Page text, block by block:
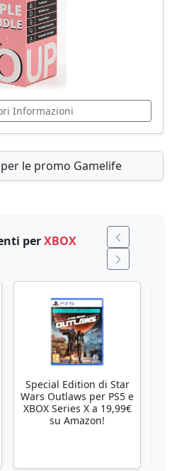
Informazioni
le promo Gamelife
perXBOX
Special Edition di Star
Wars Outlaws per PS5 e
XBOX Series X a 19,99€
su Amazon!